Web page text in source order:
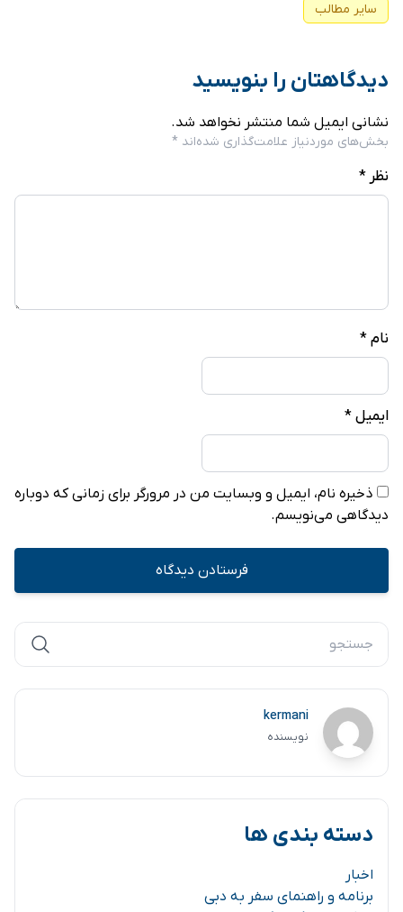
سایر مطالب
دیدگاهتان را بنویسید
نشانی ایمیل شما منتشر نخواهد شد.
بخش‌های موردنیاز علامت‌گذاری شده‌اند *
نظر *
نام *
ایمیل *
ذخیره نام، ایمیل و وبسایت من در مرورگر برای زمانی که دوباره
دیدگاهی می‌نویسم.
kermani
نویسنده
دسته بندی ها
اخبار
برنامه و راهنمای سفر به دبی